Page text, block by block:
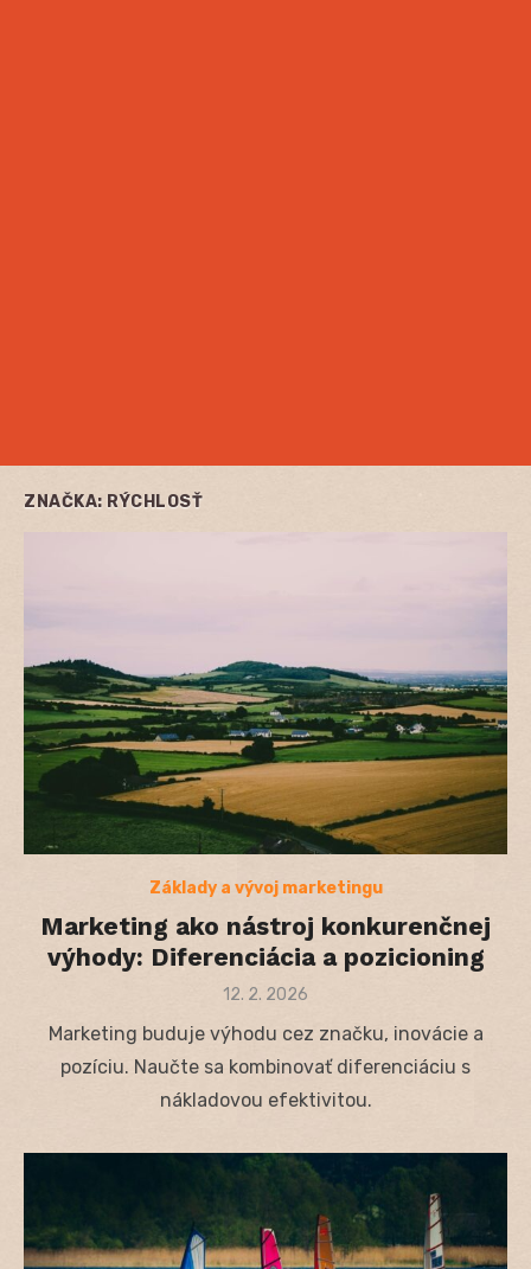
ZNAČKA: RÝCHLOSŤ
Základy a vývoj marketingu
Marketing ako nástroj konkurenčnej
výhody: Diferenciácia a pozicioning
Posted
12. 2. 2026
Marketing buduje výhodu cez značku, inovácie a
pozíciu. Naučte sa kombinovať diferenciáciu s
nákladovou efektivitou.